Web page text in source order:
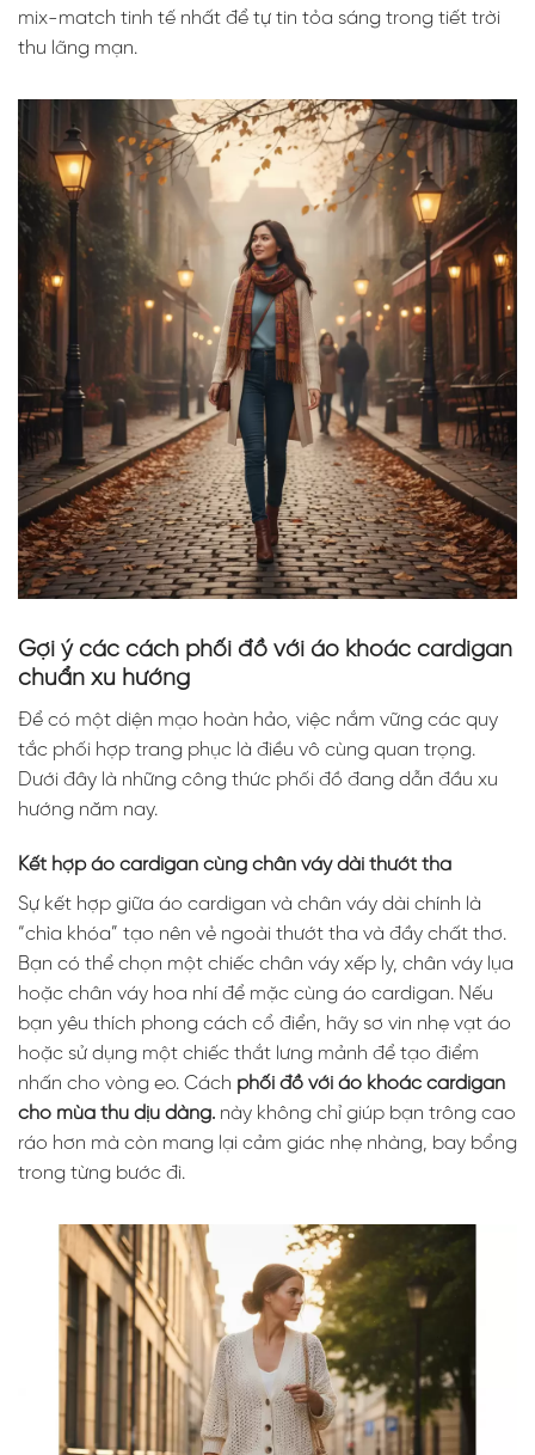
mix-match tinh tế nhất để tự tin tỏa sáng trong tiết trời
thu lãng mạn.
Gợi ý các cách phối đồ với áo khoác cardigan
chuẩn xu hướng
Để có một diện mạo hoàn hảo, việc nắm vững các quy
tắc phối hợp trang phục là điều vô cùng quan trọng.
Dưới đây là những công thức phối đồ đang dẫn đầu xu
hướng năm nay.
Kết hợp áo cardigan cùng chân váy dài thướt tha
Sự kết hợp giữa áo cardigan và chân váy dài chính là
“chìa khóa” tạo nên vẻ ngoài thướt tha và đầy chất thơ.
Bạn có thể chọn một chiếc chân váy xếp ly, chân váy lụa
hoặc chân váy hoa nhí để mặc cùng áo cardigan. Nếu
bạn yêu thích phong cách cổ điển, hãy sơ vin nhẹ vạt áo
hoặc sử dụng một chiếc thắt lưng mảnh để tạo điểm
nhấn cho vòng eo. Cách phối đồ với áo khoác cardigan
cho mùa thu dịu dàng. này không chỉ giúp bạn trông cao
ráo hơn mà còn mang lại cảm giác nhẹ nhàng, bay bổng
trong từng bước đi.